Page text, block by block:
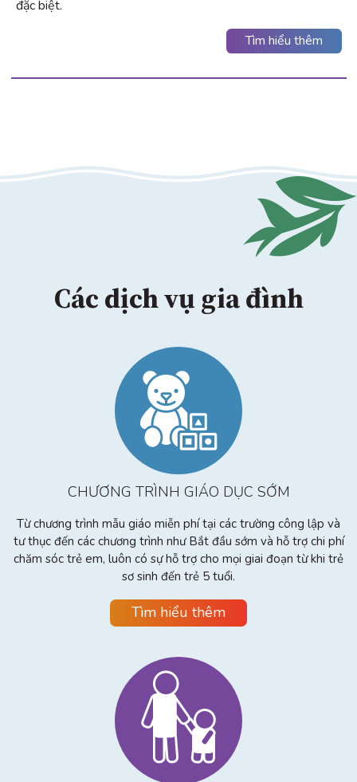
Tìm hiểu thêm
đặc biệt.
Các dịch vụ gia đình
CHƯƠNG TRÌNH GIÁO DỤC SỚM
Từ chương trình mẫu giáo miễn phí tại các trường công lập và
tư thục đến các chương trình như Bắt đầu sớm và hỗ trợ chi phí
chăm sóc trẻ em, luôn có sự hỗ trợ cho mọi giai đoạn từ khi trẻ
sơ sinh đến trẻ 5 tuổi.
Tìm hiểu thêm